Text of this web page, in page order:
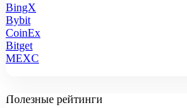
BingX
Bybit
CoinEx
Bitget
MEXC
Полезные рейтинги